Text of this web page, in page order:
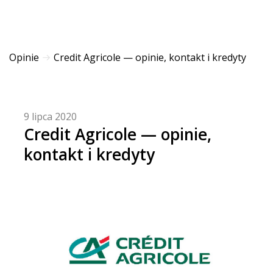
Opinie Credit Agricole — opinie, kontakt i kredyty
9 lipca 2020
Credit Agricole — opinie,
kontakt i kredyty